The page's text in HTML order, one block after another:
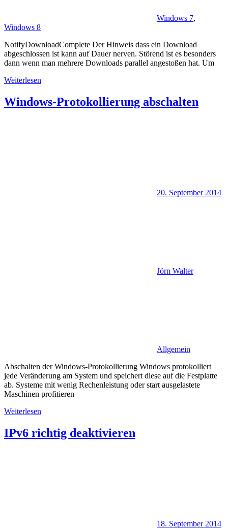
Windows 7,
Windows 8
NotifyDownloadComplete Der Hinweis dass ein Download
abgeschlossen ist kann auf Dauer nerven. Störend ist es besonders
dann wenn man mehrere Downloads parallel angestoßen hat. Um
Weiterlesen
Windows-Protokollierung abschalten
20. September 2014
Jörn Walter
Allgemein
Abschalten der Windows-Protokollierung Windows protokolliert
jede Veränderung am System und speichert diese auf die Festplatte
ab. Systeme mit wenig Rechenleistung oder start ausgelastete
Maschinen profitieren
Weiterlesen
IPv6 richtig deaktivieren
18. September 2014